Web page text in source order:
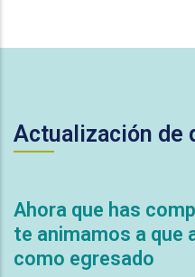
Actualización de
Ahora que has
te animamos a
como egresado